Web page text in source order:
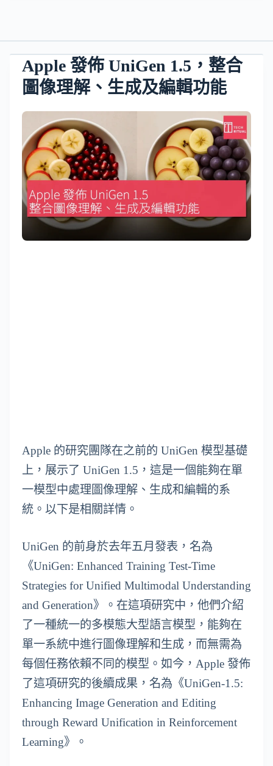
Apple 發佈 UniGen 1.5，整合
圖像理解、生成及編輯功能
Apple 的研究團隊在之前的 UniGen 模型基礎
上，展示了 UniGen 1.5，這是一個能夠在單
一模型中處理圖像理解、生成和編輯的系
統。以下是相關詳情。
UniGen 的前身於去年五月發表，名為
《UniGen: Enhanced Training Test-Time
Strategies for Unified Multimodal Understanding
and Generation》。在這項研究中，他們介紹
了一種統一的多模態大型語言模型，能夠在
單一系統中進行圖像理解和生成，而無需為
每個任務依賴不同的模型。如今，Apple 發佈
了這項研究的後續成果，名為《UniGen-1.5:
Enhancing Image Generation and Editing
through Reward Unification in Reinforcement
Learning》。